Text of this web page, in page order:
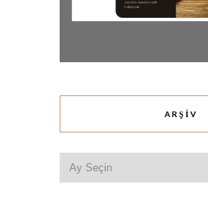
ARŞIV